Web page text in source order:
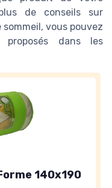
de conseils sur
vous pouvez
dans les
140x190